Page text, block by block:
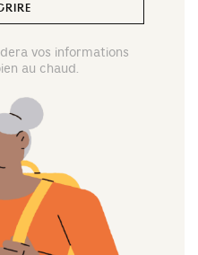
vos informations
au chaud.